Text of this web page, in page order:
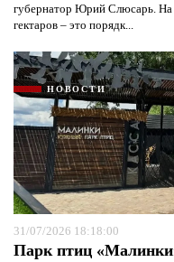
губернатор Юрий Слюсарь.
гектаров – это порядк...
НОВОСТИ
31/07/2026 18:18:00
Парк птиц